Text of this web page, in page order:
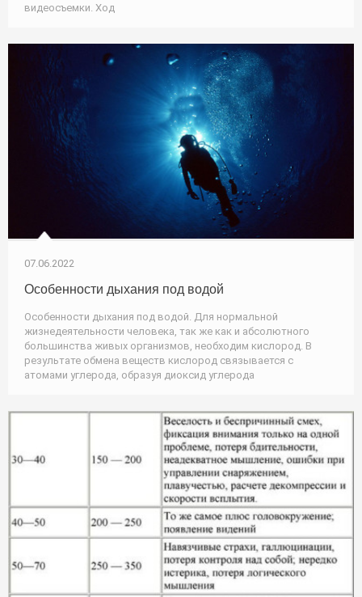
видеосъемки. Ход
07.06.2022
Особенности дыхания под водой
Особенности дыхания под водой. Для нормальной
жизнедеятельности человека, так же как и абсолютного
большинства живых организмов, необходим кислород. В
результате обмена веществ кислород связывается с
атомами углерода, образуя диоксид углерода